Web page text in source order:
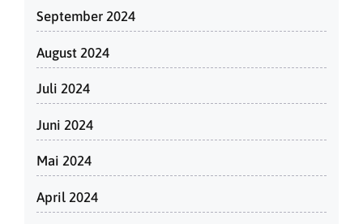
September 2024
August 2024
Juli 2024
Juni 2024
Mai 2024
April 2024